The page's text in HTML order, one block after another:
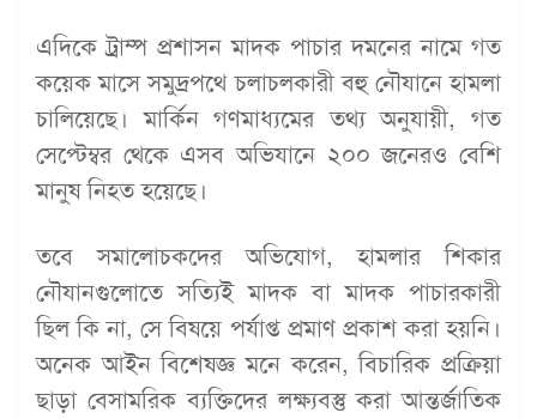
এদিকে ট্রাম্প প্রশাসন মাদক পাচার দমনের নামে গত
কয়েক মাসে সমুদ্রপথে চলাচলকারী বহু নৌযানে হামলা
চালিয়েছে। মার্কিন গণমাধ্যমের তথ্য অনুযায়ী, গত
সেপ্টেম্বর থেকে এসব অভিযানে ২০০ জনেরও বেশি
মানুষ নিহত হয়েছে।
তবে সমালোচকদের অভিযোগ, হামলার শিকার
নৌযানগুলোতে সত্যিই মাদক বা মাদক পাচারকারী
ছিল কি না, সে বিষয়ে পর্যাপ্ত প্রমাণ প্রকাশ করা হয়নি।
অনেক আইন বিশেষজ্ঞ মনে করেন, বিচারিক প্রক্রিয়া
ছাড়া বেসামরিক ব্যক্তিদের লক্ষ্যবস্তু করা আন্তর্জাতিক